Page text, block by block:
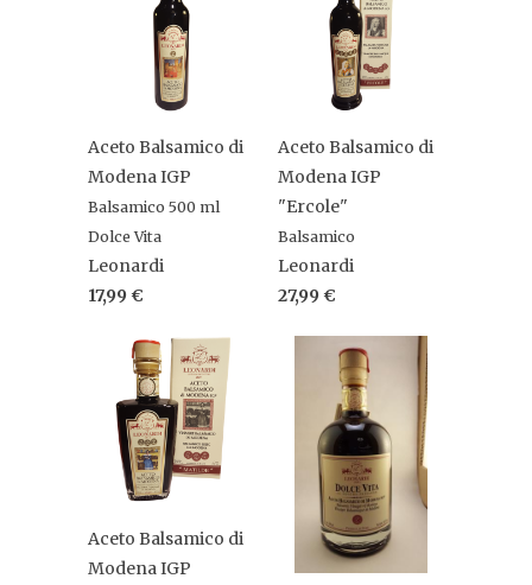
Aceto Balsamico di
Modena IGP
Balsamico 500 ml
Dolce Vita
Leonardi
17,99 €
Aceto Balsamico di
Modena IGP
"Ercole"
Balsamico
Leonardi
27,99 €
Aceto Balsamico di
Modena IGP